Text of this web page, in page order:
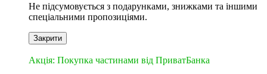
Не підсумовується з подарунками, знижками та іншими
спеціальними пропозиціями.
Закрити
Акція: Покупка частинами від ПриватБанка